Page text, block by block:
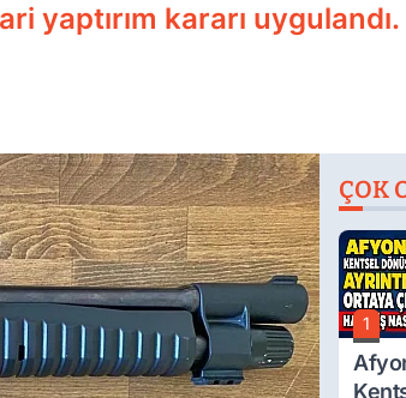
yaptırım kararı uygulandı.
ÇOK
1